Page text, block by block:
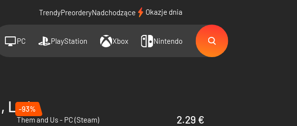
TrendyPreorderyNadchodzące Okazje dnia
PC PlayStation Xbox Nintendo
Ltd.
-93%
Them and Us - PC (Steam)
2.29 €